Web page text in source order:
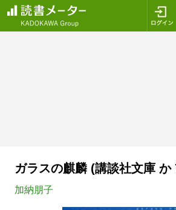
ガラスの麒麟 (講談社文庫 か
加納朋子